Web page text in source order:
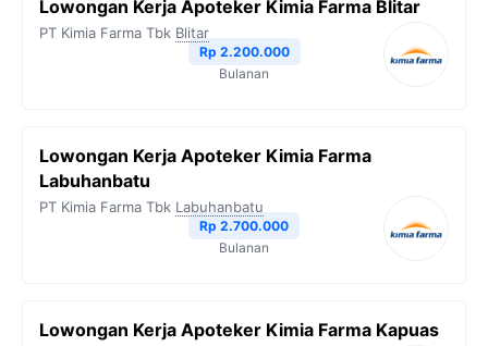
o
e
r
A
p
i
n
k
Lowongan Kerja Apoteker Kimia Farma Blitar
PT Kimia Farma Tbk Blitar
Rp 2.200.000
Bulanan
Lowongan Kerja Apoteker Kimia Farma
Labuhanbatu
PT Kimia Farma Tbk Labuhanbatu
Rp 2.700.000
Bulanan
Lowongan Kerja Apoteker Kimia Farma Kapuas